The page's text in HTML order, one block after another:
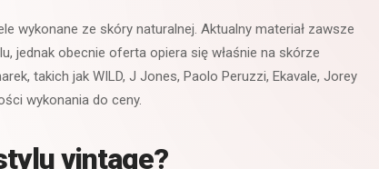
wykonane ze skóry naturalnej. Aktualny materiał zawsze
jednak obecnie oferta opiera się właśnie na skórze
takich jak WILD, J Jones, Paolo Peruzzi, Ekavale, Jorey
wykonania do ceny.
vintage?